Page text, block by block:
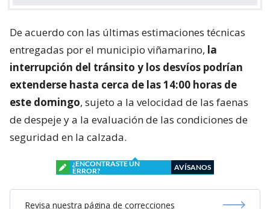
De acuerdo con las últimas estimaciones técnicas
entregadas por el municipio viñamarino, la
interrupción del tránsito y los desvíos podrían
extenderse hasta cerca de las 14:00 horas de
este domingo, sujeto a la velocidad de las faenas
de despeje y a la evaluación de las condiciones de
seguridad en la calzada.
¿ENCONTRASTE UN
ERROR?
AVÍSANOS
Revisa nuestra página de correcciones